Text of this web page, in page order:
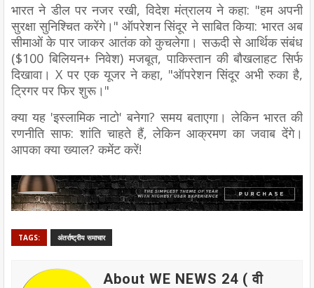
भारत ने डील पर नजर रखी, विदेश मंत्रालय ने कहा: "हम अपनी
सुरक्षा सुनिश्चित करेंगे।" ऑपरेशन सिंदूर ने साबित किया: भारत अब
सीमाओं के पार जाकर आतंक को कुचलेगा। सऊदी से आर्थिक संबंध
($100 बिलियन+ निवेश) मजबूत, पाकिस्तान की बौखलाहट सिर्फ
दिखावा। X पर एक यूजर ने कहा, "ऑपरेशन सिंदूर अभी रुका है,
ट्रिगर पर फिर शुरू।"
क्या यह 'इस्लामिक नाटो' बनेगा? समय बताएगा। लेकिन भारत की
रणनीति साफ: शांति चाहते हैं, लेकिन आक्रमण का जवाब देंगे।
आपका क्या ख्याल? कमेंट करें!
TAGS: अंतर्राष्ट्रीय समाचार
About WE NEWS 24 ( वी